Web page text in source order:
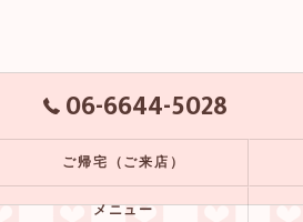
06-6644-5028
ご帰宅（ご来店）
メニュー